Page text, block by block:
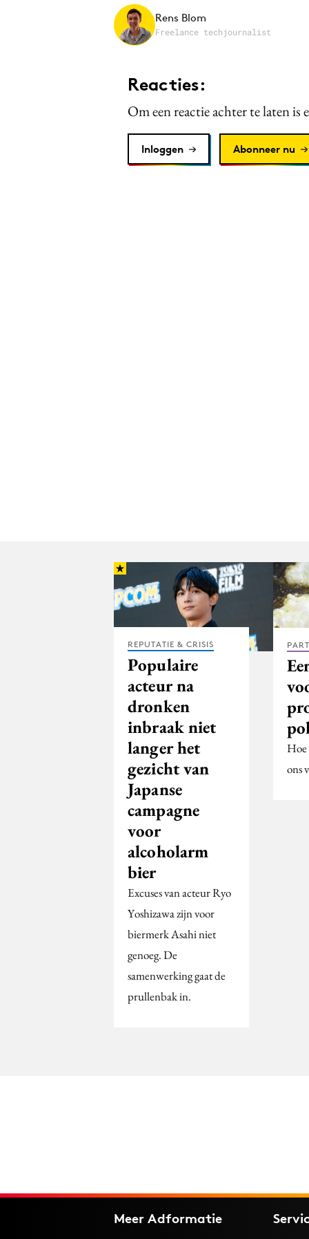
Rens Blom
Freelance techjournalist
Reacties:
Om een reactie achter te laten is
Inloggen Abonneer nu
REPUTATIE & CRISIS
Populaire
acteur na
dronken
inbraak niet
langer het
gezicht van
Japanse
campagne
voor
alcoholarm
bier
Excuses van acteur Ryo
Yoshizawa zijn voor
biermerk Asahi niet
genoeg. De
samenwerking gaat de
prullenbak in.
Hoe
ons
Meer Adformatie